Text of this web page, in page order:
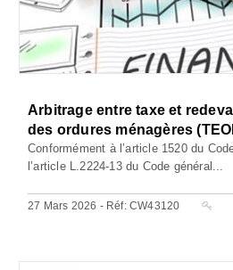
Arbitrage entre taxe et
des ordures ménagères
Conformément à l’article 1520 du
l’article L.2224-13 du Code général...
27 Mars 2026 - Réf: CW43120